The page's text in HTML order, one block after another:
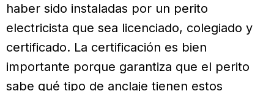
haber sido instaladas por un perito
electricista que sea licenciado, colegiado y
certificado. La certificación es bien
importante porque garantiza que el perito
sabe qué tipo de anclaje tienen estos